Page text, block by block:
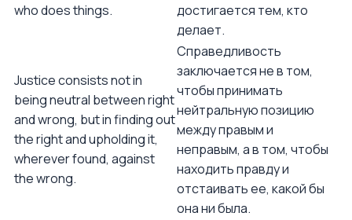
who does things.
достигается тем, кто
делает.
Justice consists not in
being neutral between right
and wrong, but in finding out
the right and upholding it,
wherever found, against
the wrong.
Справедливость
заключается не в том,
чтобы принимать
нейтральную позицию
между правым и
неправым, а в том, чтобы
находить правду и
отстаивать ее, какой бы
она ни была.